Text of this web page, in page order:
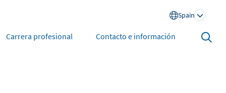
Spain
Carrera profesional Contacto e información Search